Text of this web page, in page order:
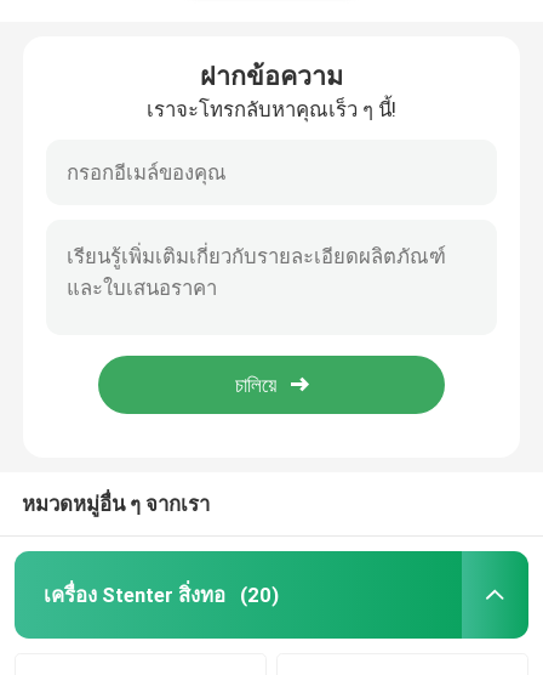
ฝากข้อความ
เราจะโทรกลับหาคุณเร็ว ๆ นี้!
หมวดหมู่อื่น ๆ จากเรา
เครื่อง Stenter สิ่งทอ (20)